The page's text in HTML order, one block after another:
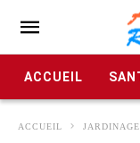
ACCUEIL
ACCUEIL JARDINAGE